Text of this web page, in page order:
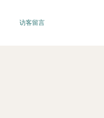
访客留言